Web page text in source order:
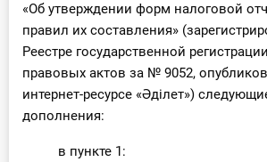
Интернет-магазин
О Системе
Обучение
Тарифы
«Об утверждении форм налоговой
правил их составления»
Реестре государственной
правовых актов за № 9052,
интернет-ресурсе «Әділет»)
дополнения:
в пункте 1: